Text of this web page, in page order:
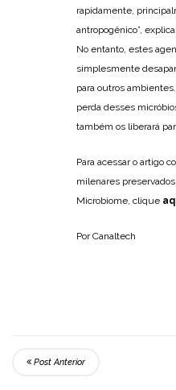
rapidamente,
antropogênico”,
No entanto, estes
simplesmente
para outros
perda desses
também os liberará
Para acessar o artigo
milenares
Microbiome, clique
Por Canaltech
Post Anterior